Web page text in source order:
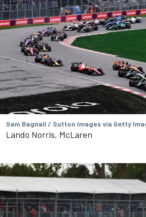
Sam Bagnall / Sutton Images via Getty
Lando Norris, McLaren